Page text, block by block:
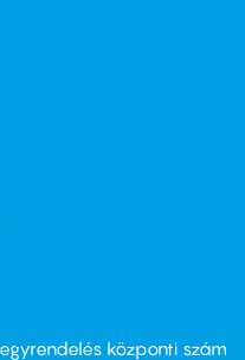
központi szám